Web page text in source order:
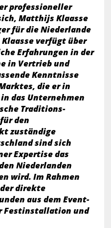
professioneller
Matthijs Klaasse
für die Niederlande
verfügt über
Erfahrungen in der
in Vertrieb und
Kenntnisse
die er in
das Unternehmen
Traditions-
den
zuständige
sind sich
Expertise das
Niederlanden
wird. Im Rahmen
direkte
aus dem Event-
Festinstallation und